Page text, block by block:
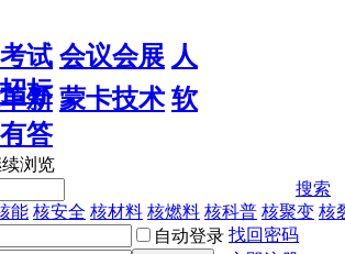
试 会议会展 人
标
新 蒙卡技术 软
答
搜索
能 核安全 核材料 核燃料 核科普 核聚变 核
自动登录 找回密码
浏览